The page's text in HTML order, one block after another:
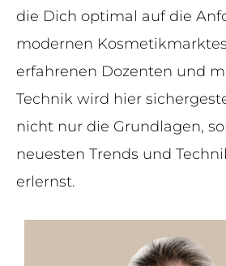
die Dich optimal auf die
modernen
erfahrenen Dozenten und
Technik wird hier
nicht nur die Grundlagen,
neuesten Trends und
erlernst.